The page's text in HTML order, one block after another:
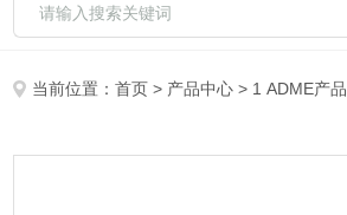
当前位置：首页 > 产品中心 > 1 ADME产品